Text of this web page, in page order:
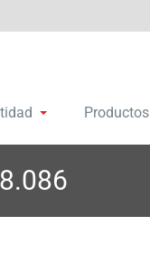
Productos